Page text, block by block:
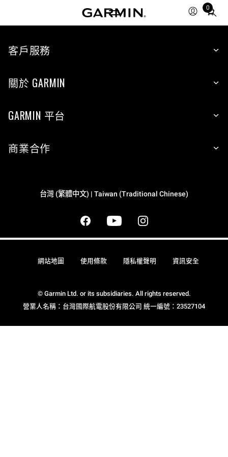
0
Total
客戶服務
關於 GARMIN
GARMIN 平台
商業合作
台灣 (繁體中文) | Taiwan (Traditional Chinese)
© Garmin Ltd. or its subsidiaries. All rights reserved.
營業人名稱：台灣國際航電股份有限公司 統一編號：23527104
網站地圖 使用條款 隱私權聲明 資訊安全